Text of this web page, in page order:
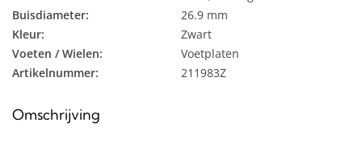
Buisdiameter:
26.9 mm
Kleur:
Zwart
Voeten / Wielen:
Voetplaten
Artikelnummer:
211983Z
Omschrijving